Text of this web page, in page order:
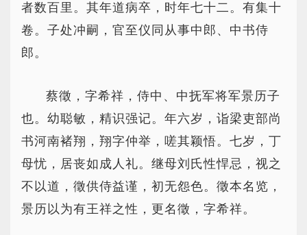
者数百里。其年道病卒，时年七十二。有集十
卷。子处冲嗣，官至仪同从事中郎、中书侍
郎。
蔡徵，字希祥，侍中、中抚军将军景历子
也。幼聪敏，精识强记。年六岁，诣梁吏部尚
书河南褚翔，翔字仲举，嗟其颖悟。七岁，丁
母忧，居丧如成人礼。继母刘氏性悍忌，视之
不以道，徵供侍益谨，初无怨色。徵本名览，
景历以为有王祥之性，更名徵，字希祥。